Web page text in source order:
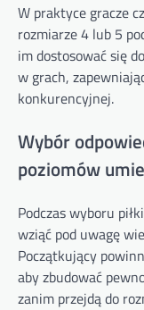
W praktyce gracze
rozmiarze 4 lub 5
im dostosować się
w grach,
konkurencyjnej.
Wybór
poziomów
Podczas wyboru
wziąć pod uwagę
Początkujący
aby zbudować
zanim przejdą do